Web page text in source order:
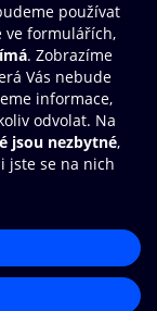
e-knihy a